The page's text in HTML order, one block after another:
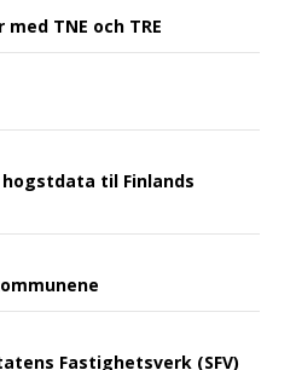
TNE och TRE
til Finlands
Fastighetsverk (SFV)